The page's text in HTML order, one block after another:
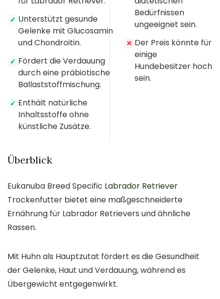
✓ Unterstützt gesunde
Gelenke mit Glucosamin
und Chondroitin.
✓ Fördert die Verdauung
durch eine präbiotische
Ballaststoffmischung.
✓ Enthält natürliche
Inhaltsstoffe ohne
künstliche Zusätze.
Bedürfnissen
ungeeignet sein.
✕ Der Preis könnte für
einige
Hundebesitzer hoch
sein.
Überblick
Eukanuba Breed Specific Labrador Retriever
Trockenfutter bietet eine maßgeschneiderte
Ernährung für Labrador Retrievers und ähnliche
Rassen.
Mit Huhn als Hauptzutat fördert es die Gesundheit
der Gelenke, Haut und Verdauung, während es
Übergewicht entgegenwirkt.